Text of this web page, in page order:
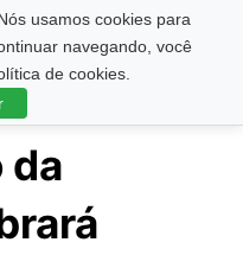
usamos cookies para
navegando, você
de cookies.
da